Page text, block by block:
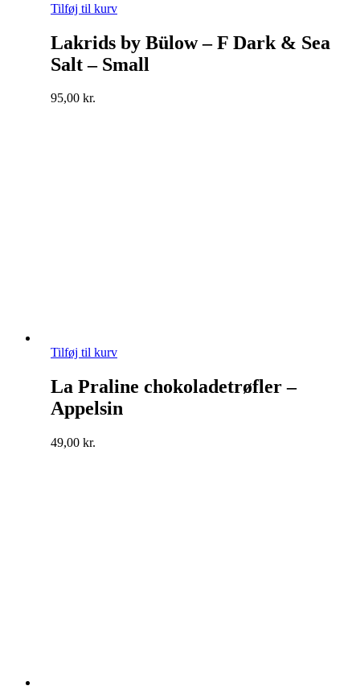
Tilføj til kurv
Lakrids by Bülow – F Dark & Sea
Salt – Small
95,00 kr.
Tilføj til kurv
La Praline chokoladetrøfler –
Appelsin
49,00 kr.